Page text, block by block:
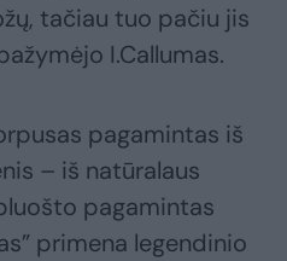
tačiau tuo pačiu jis
I.Callumas.
pagamintas iš
– iš natūralaus
pagamintas
primena legendinio